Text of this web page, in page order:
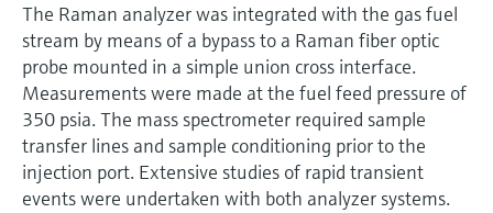
The Raman analyzer was integrated with the gas fuel
stream by means of a bypass to a Raman fiber optic
probe mounted in a simple union cross interface.
Measurements were made at the fuel feed pressure of
350 psia. The mass spectrometer required sample
transfer lines and sample conditioning prior to the
injection port. Extensive studies of rapid transient
events were undertaken with both analyzer systems.